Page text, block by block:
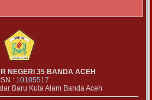
NEGERI 35 BANDA ACEH
: 10105517
Baru Kuta Alam Banda Aceh